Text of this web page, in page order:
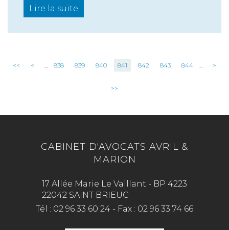
Lire la suite
<< < ... 838 839 840 841 842 843 844 ... >
>>
CABINET D'AVOCATS AVRIL &
MARION
17 Allée Marie Le Vaillant - BP 4223
22042 SAINT BRIEUC
Tél : 02 96 33 60 24 - Fax : 02 96 33 74 66